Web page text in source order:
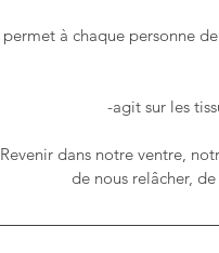
permet à chaque personne
-agit sur les
Revenir dans notre ventre,
de nous relâcher,